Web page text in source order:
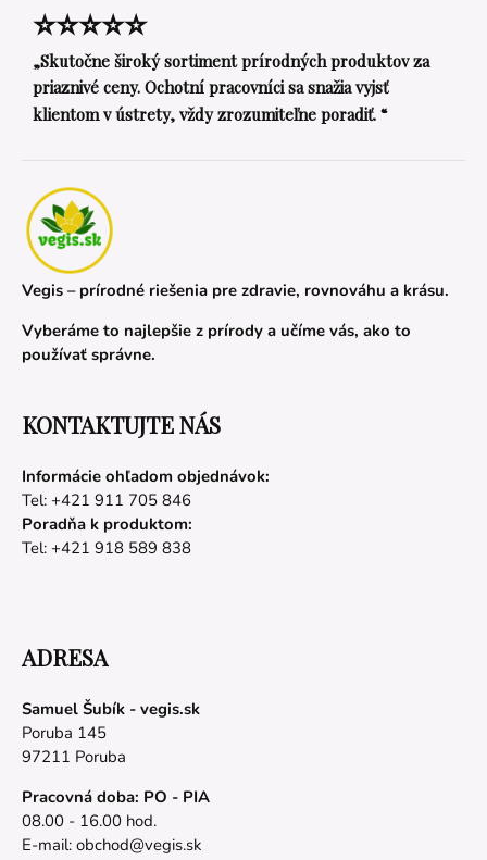
⭐⭐⭐⭐⭐
„Skutočne široký sortiment prírodných produktov za
priaznivé ceny. Ochotní pracovníci sa snažia vyjsť
klientom v ústrety, vždy zrozumiteľne poradiť. “
Vegis – prírodné riešenia pre zdravie, rovnováhu a krásu.
Vyberáme to najlepšie z prírody a učíme vás, ako to
používať správne.
KONTAKTUJTE NÁS
Informácie ohľadom objednávok:
Tel: +421 911 705 846
Poradňa k produktom:
Tel: +421 918 589 838
ADRESA
Samuel Šubík - vegis.sk
Poruba 145
97211 Poruba
Pracovná doba: PO - PIA
08.00 - 16.00 hod.
E-mail: obchod@vegis.sk